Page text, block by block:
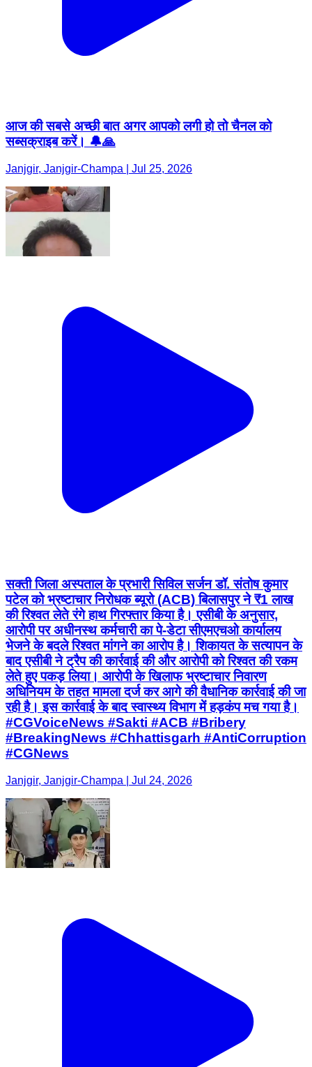
आज की सबसे अच्छी बात अगर आपको लगी हो तो चैनल को
सब्सक्राइब करें। 🔔🙏
Janjgir, Janjgir-Champa | Jul 25, 2026
सक्ती जिला अस्पताल के प्रभारी सिविल सर्जन डॉ. संतोष कुमार
पटेल को भ्रष्टाचार निरोधक ब्यूरो (ACB) बिलासपुर ने ₹1 लाख
की रिश्वत लेते रंगे हाथ गिरफ्तार किया है। एसीबी के अनुसार,
आरोपी पर अधीनस्थ कर्मचारी का पे-डेटा सीएमएचओ कार्यालय
भेजने के बदले रिश्वत मांगने का आरोप है। शिकायत के सत्यापन के
बाद एसीबी ने ट्रैप की कार्रवाई की और आरोपी को रिश्वत की रकम
लेते हुए पकड़ लिया। आरोपी के खिलाफ भ्रष्टाचार निवारण
अधिनियम के तहत मामला दर्ज कर आगे की वैधानिक कार्रवाई की जा
रही है। इस कार्रवाई के बाद स्वास्थ्य विभाग में हड़कंप मच गया है।
#CGVoiceNews #Sakti #ACB #Bribery
#BreakingNews #Chhattisgarh #AntiCorruption
#CGNews
Janjgir, Janjgir-Champa | Jul 24, 2026